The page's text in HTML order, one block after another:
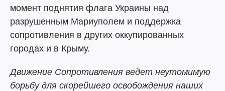
момент поднятия флага Украины над
разрушенным Мариуполем и поддержка
сопротивления в других оккупированных
городах и в Крыму.
Движение Сопротивления ведет неутомимую
борьбу для скорейшего освобождения наших